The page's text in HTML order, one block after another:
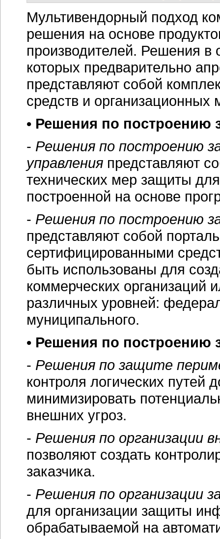
Мультивендорный подход
решения на основе
производителей. Решения
которых предварительно
представляют собой
средств и
• Решения по
- Решения по построению
управления представляют
технических мер защиты
построенной на основе
- Решения по построению
представляют собой
сертифицированными
быть использованы для
коммерческих организаций
различных уровней:
муниципального.
• Решения по
- Решения по защите
контроля логических путей
минимизировать
внешних угроз.
- Решения по организации
позволяют создать
заказчика.
- Решения по организации
для организации защиты
обрабатываемой на